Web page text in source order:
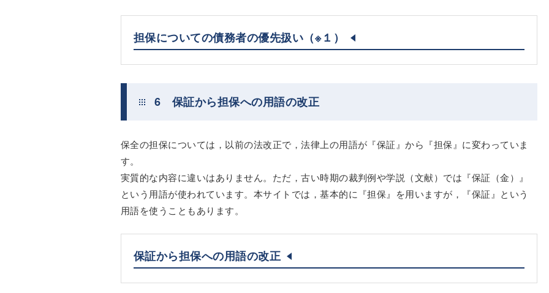
担保についての債務者の優先扱い （※１）
6 保証から担保への用語の改正
保全の担保については，以前の法改正で，法律上の用語が『保証』から『担保』に変わっていま
す。
実質的な内容に違いはありません。ただ，古い時期の裁判例や学説（文献）では『保証（金）』
という用語が使われています。本サイトでは，基本的に『担保』を用いますが，『保証』という
用語を使うこともあります。
保証から担保への用語の改正